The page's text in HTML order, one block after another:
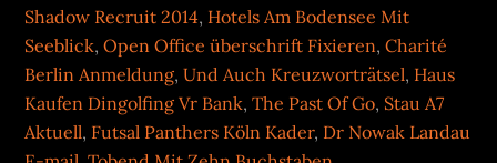
Shadow Recruit 2014, Hotels Am Bodensee Mit
Seeblick,Open Office überschrift Fixieren,Charité
Berlin Anmeldung,Und Auch Kreuzworträtsel, Haus
Kaufen Dingolfing Vr Bank,The Past Of Go, Stau A7
Aktuell, Futsal Panthers Köln Kader, Dr Nowak Landau